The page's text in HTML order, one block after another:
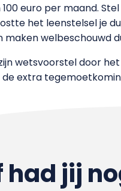
euro per maand.
het leenstelsel je
welbeschouwd
wetsvoorstel door
de extra
had jij